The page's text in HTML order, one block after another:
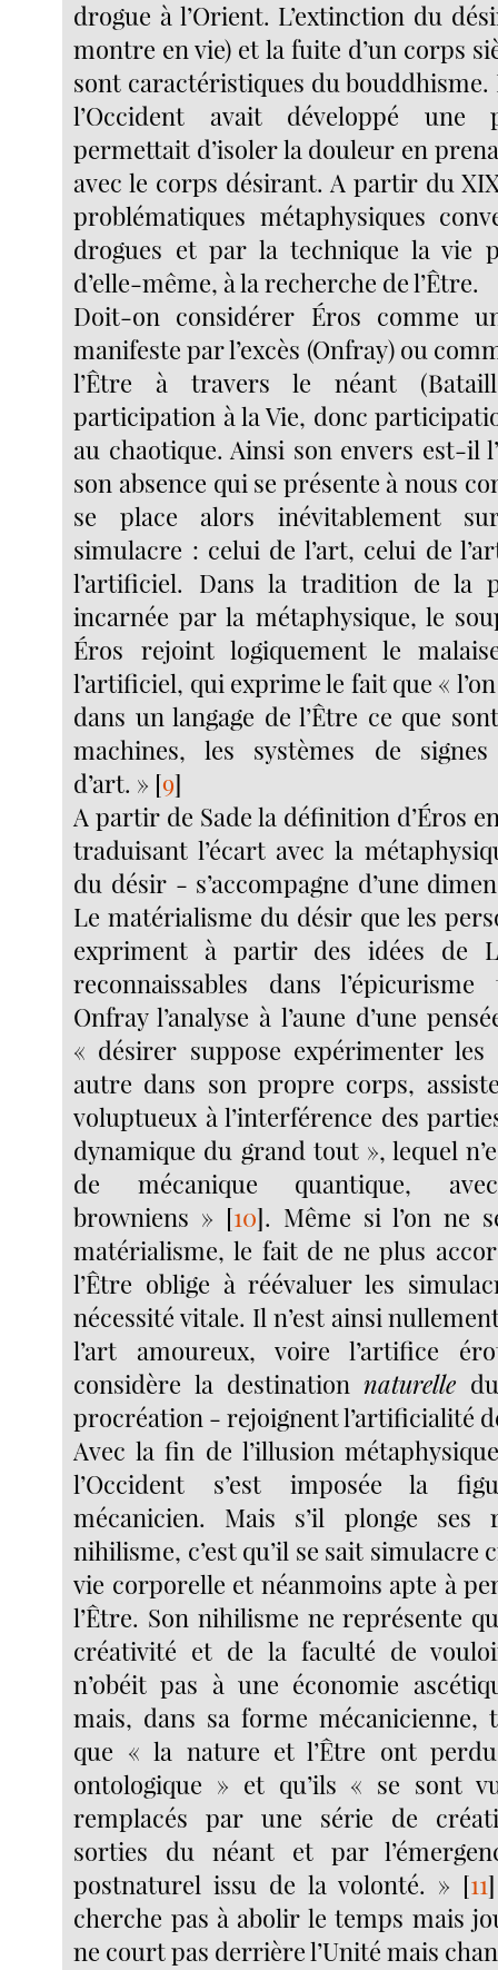
drogue à l’Orient. L’extinction du
montre en vie) et la fuite d’un corps
sont caractéristiques du bouddhisme.
l’Occident avait développé une
permettait d’isoler la douleur en
avec le corps désirant. A partir du
problématiques métaphysiques
drogues et par la technique la vie
d’elle-même, à la recherche de l’Être.
Doit-on considérer Éros comme
manifeste par l’excès (Onfray) ou
l’Être à travers le néant
participation à la Vie, donc
au chaotique. Ainsi son envers est-il
son absence qui se présente à nous
se place alors inévitablement
simulacre : celui de l’art, celui de
l’artificiel. Dans la tradition de la
incarnée par la métaphysique, le
Éros rejoint logiquement le
l’artificiel, qui exprime le fait que «
dans un langage de l’Être ce que
machines, les systèmes de
d’art. » [9]
A partir de Sade la définition d’Éros
traduisant l’écart avec la
du désir - s’accompagne d’une
Le matérialisme du désir que les
expriment à partir des idées de
reconnaissables dans
Onfray l’analyse à l’aune d’une
« désirer suppose expérimenter les
autre dans son propre corps,
voluptueux à l’interférence des
dynamique du grand tout », lequel
de mécanique quantique,
browniens » [10]. Même si l’on ne
matérialisme, le fait de ne plus
l’Être oblige à réévaluer les
nécessité vitale. Il n’est ainsi
l’art amoureux, voire l’artifice
considère la destinationnaturelle
procréation - rejoignent l’artificialité
Avec la fin de l’illusion
l’Occident s’est imposée la
mécanicien. Mais s’il plonge ses
nihilisme, c’est qu’il se sait simulacre
vie corporelle et néanmoins apte à
l’Être. Son nihilisme ne représente
créativité et de la faculté de
n’obéit pas à une économie
mais, dans sa forme mécanicienne,
que « la nature et l’Être ont
ontologique » et qu’ils « se sont
remplacés par une série de
sorties du néant et par
postnaturel issu de la volonté. » [11]
cherche pas à abolir le temps mais
ne court pas derrière l’Unité mais